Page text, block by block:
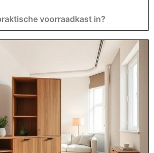
voorraadkast in?